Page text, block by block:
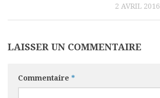
2 AVRIL 2016
LAISSER UN COMMENTAIRE
Commentaire *